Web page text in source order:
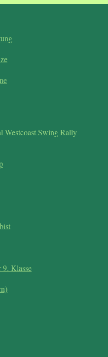
Westcoast Swing Rally
9. Klasse